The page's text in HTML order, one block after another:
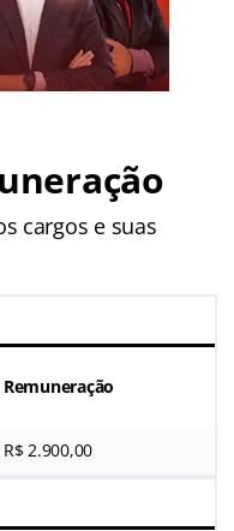
cargos e suas
Remuneração
R$ 2.900,00